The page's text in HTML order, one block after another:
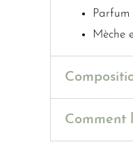
Parfum
Mèche
Comment